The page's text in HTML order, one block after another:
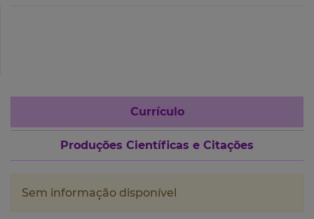
Currículo
Produções Científicas e Citações
Sem informação disponível